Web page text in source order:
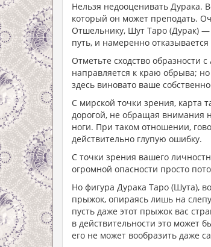
Нельзя недооценивать Дурака.
который он может преподать.
Отшельнику, Шут Таро (Дурак) —
путь, и намеренно
Отметьте сходство
направляется к краю обрыва;
здесь виновато ваше
С мирской точки зрения, карта
дорогой, не обращая внимания
ноги. При таком отношении,
действительно глупую ошибку.
С точки зрения вашего
огромной опасности просто
Но фигура Дурака Таро (Шута),
прыжок, опираясь лишь на
пусть даже этот прыжок вас
в действительности это может
его не может вообразить даже